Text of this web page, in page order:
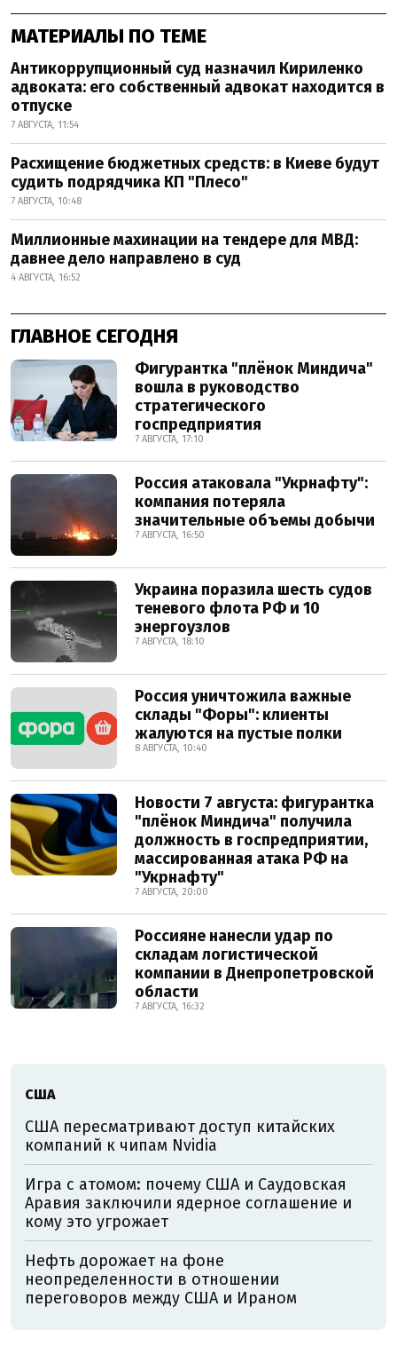
МАТЕРИАЛЫ ПО ТЕМЕ
Антикоррупционный суд назначил Кириленко
адвоката: его собственный адвокат находится в
отпуске
7 АВГУСТА, 11:54
Расхищение бюджетных средств: в Киеве будут
судить подрядчика КП "Плесо"
7 АВГУСТА, 10:48
Миллионные махинации на тендере для МВД:
давнее дело направлено в суд
4 АВГУСТА, 16:52
ГЛАВНОЕ СЕГОДНЯ
Фигурантка "плёнок Миндича"
вошла в руководство
стратегического
госпредприятия
7 АВГУСТА, 17:10
Россия атаковала "Укрнафту":
компания потеряла
значительные объемы добычи
7 АВГУСТА, 16:50
Украина поразила шесть судов
теневого флота РФ и 10
энергоузлов
7 АВГУСТА, 18:10
Россия уничтожила важные
склады "Форы": клиенты
жалуются на пустые полки
8 АВГУСТА, 10:40
Новости 7 августа: фигурантка
"плёнок Миндича" получила
должность в госпредприятии,
массированная атака РФ на
"Укрнафту"
7 АВГУСТА, 20:00
Россияне нанесли удар по
складам логистической
компании в Днепропетровской
области
7 АВГУСТА, 16:32
США
США пересматривают доступ китайских
компаний к чипам Nvidia
Игра с атомом: почему США и Саудовская
Аравия заключили ядерное соглашение и
кому это угрожает
Нефть дорожает на фоне
неопределенности в отношении
переговоров между США и Ираном